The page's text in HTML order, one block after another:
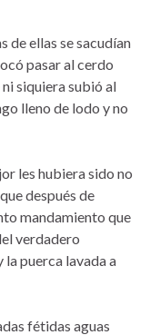
de ellas se sacudían
pasar al cerdo
siquiera subió al
lleno de lodo y no
les hubiera sido no
después de
mandamiento que
verdadero
puerca lavada a
fétidas aguas